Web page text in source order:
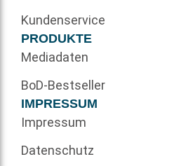
Kundenservice
PRODUKTE
Mediadaten
BoD-Bestseller
IMPRESSUM
Impressum
Datenschutz